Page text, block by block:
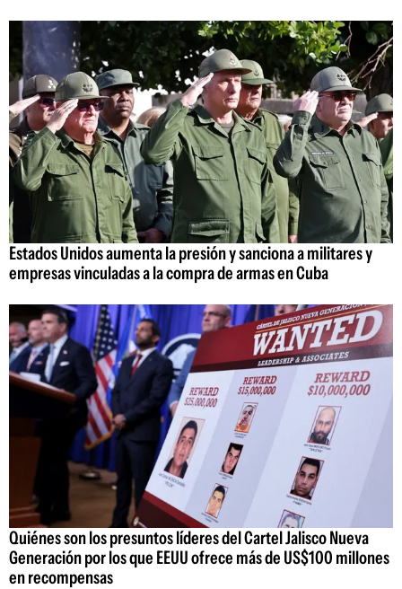
Estados Unidos aumenta la presión y sanciona a militares y
empresas vinculadas a la compra de armas en Cuba
Quiénes son los presuntos líderes del Cartel Jalisco Nueva
Generación por los que EEUU ofrece más de US$100 millones
en recompensas